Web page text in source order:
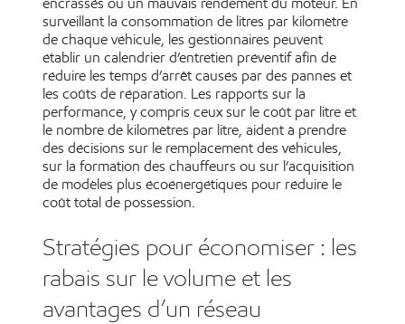
surveillant la consommation de litres par kilomètre
de chaque véhicule, les gestionnaires peuvent
établir un calendrier d’entretien préventif afin de
réduire les temps d’arrêt causés par des pannes et
les coûts de réparation. Les rapports sur la
performance, y compris ceux sur le coût par litre et
le nombre de kilomètres par litre, aident à prendre
des décisions sur le remplacement des véhicules,
sur la formation des chauffeurs ou sur l’acquisition
de modèles plus écoénergétiques pour réduire le
coût total de possession.
Stratégies pour économiser : les
rabais sur le volume et les
avantages d’un réseau